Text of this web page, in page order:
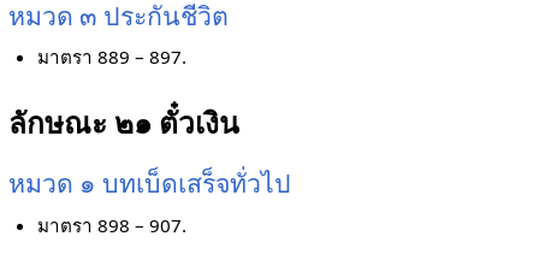
หมวด ๓ ประกันชีวิต
มาตรา 889 – 897.
ลักษณะ ๒๑ ตั๋วเงิน
หมวด ๑ บทเบ็ดเสร็จทั่วไป
มาตรา 898 – 907.